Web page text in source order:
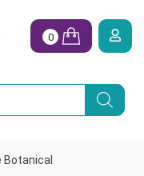
0
Botanical